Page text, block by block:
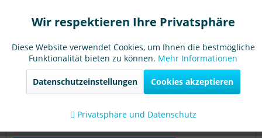
bedienen. Sind Sie bei der richtigen Wahl unsicher? Hier
erhalten Sie eine >> Übersicht mit...
Material
Poly 0,75 mm glatt weiß
112,14 €
Nettopreis: 94,24 €
Sofort versandfertig, Lieferzeit ca. 1-3 Werktage
Details
Funktionale Aktiv
Marketing Aktiv
Tracking Aktiv
Wir respektieren Ihre Privatsphäre
Diese Website verwendet Cookies, um Ihnen die bestmögliche
Funktionalität bieten zu können. Mehr Informationen
Datenschutzeinstellungen Cookies akzeptieren
Privatsphäre und Datenschutz